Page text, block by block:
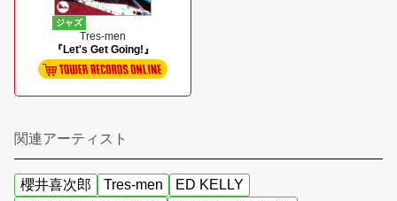
ジャズ
Tres-men
『Let's Get Going!』
関連アーティスト
櫻井喜次郎 Tres-men
ED KELLY